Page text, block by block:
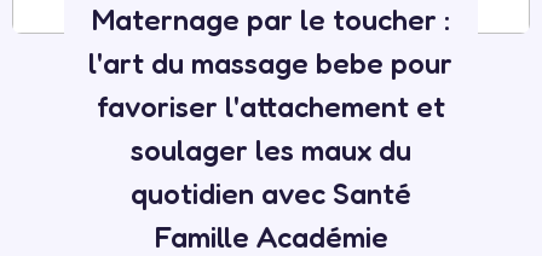
Maternage par le toucher :
l'art du massage bebe pour
favoriser l'attachement et
soulager les maux du
quotidien avec Santé
Famille Académie